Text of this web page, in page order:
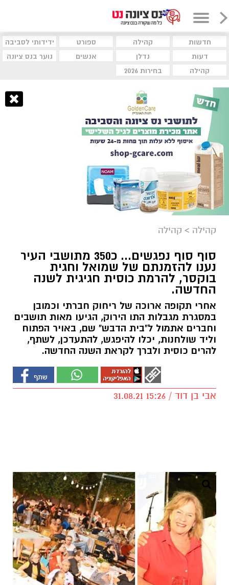
חדשות קהילה ספורט
ידידותי לסביבה
דעות
נדלן אנשים
נוער בנס ציונה
קהילה
בחירות 2026
קהילה > קהילה
סוף סוף נפגשים... כ350 מתושבי העיר
נענו להזמנתם של שמואל וחגית
בוקסר, להרמת כוסית חגיגית לשנה
החדשה.
אחרי תקופה ארוכה של ריחוק חברתי וכמובן
במסגרת מגבלות התו הירוק, הגיעו מאות תושבים
וחברים אתמול ל"בית הדבש" שם, באויר הפתוח
וליד שולחנות, יכלו להיפגש, להתעדכן, לשתף,
להרים כוסית ולברך לקראת השנה החדשה.
אבי בן דוד / 15:26 31.08.21